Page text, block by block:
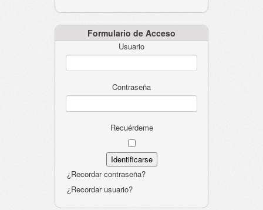
Formulario de Acceso
Usuario
Contraseña
Recuérdeme
¿Recordar contraseña?
¿Recordar usuario?